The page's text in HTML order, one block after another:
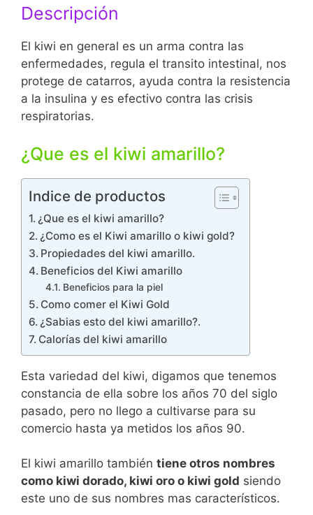
o
p
r
Descripción
El kiwi en general es un arma contra las
enfermedades, regula el transito intestinal, nos
protege de catarros, ayuda contra la resistencia
a la insulina y es efectivo contra las crisis
respiratorias.
¿Que es el kiwi amarillo?
Indice de productos
¿Que es el kiwi amarillo?
¿Como es el Kiwi amarillo o kiwi gold?
Propiedades del kiwi amarillo.
Beneficios del Kiwi amarillo
Beneficios para la piel
Como comer el Kiwi Gold
¿Sabias esto del kiwi amarillo?.
Calorías del kiwi amarillo
Esta variedad del kiwi, digamos que tenemos
constancia de ella sobre los años 70 del siglo
pasado, pero no llego a cultivarse para su
comercio hasta ya metidos los años 90.
El kiwi amarillo también tiene otros nombres
como kiwi dorado, kiwi oro o kiwi gold siendo
este uno de sus nombres mas característicos.